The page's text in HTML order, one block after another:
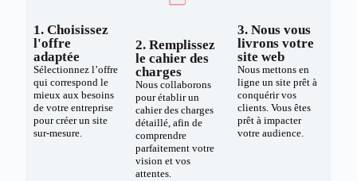
1. Choisissez
l'offre
adaptée
Sélectionnez l’offre
qui correspond le
mieux aux besoins
de votre entreprise
pour créer un site
sur-mesure.
2. Remplissez
le cahier des
charges
Nous collaborons
pour établir un
cahier des charges
détaillé, afin de
comprendre
parfaitement votre
vision et vos
attentes.
3. Nous vous
livrons votre
site web
Nous mettons en
ligne un site prêt à
conquérir vos
clients. Vous êtes
prêt à impacter
votre audience.